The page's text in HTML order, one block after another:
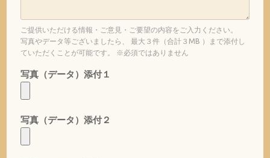
ご提供いただける情報・ご意見・ご要望の内容をご入力ください。
写真やデータ等ございましたら、 最大３件（合計３MB ）まで添付し
ていただくことが可能です。 ※必須ではありません
写真（データ）添付１
写真（データ）添付２